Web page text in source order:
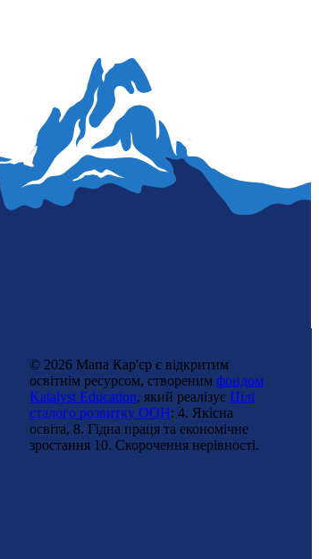
© 2026 Мапа Кар'єр є відкритим
освітнім ресурсом, створеним фондом
Katalyst Education, який реалізує Цілі
сталого розвитку ООН: 4. Якісна
освіта, 8. Гідна праця та економічне
зростання 10. Cкорочення нерівності.